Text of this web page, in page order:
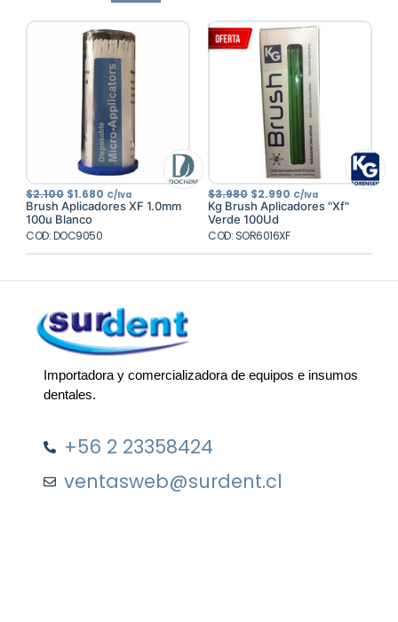
$2.100 El
precio
original
era:
$2.100.
$1.680 El
precio
actual
C/Iva
Brush Aplicadores XF 1.0mm
100u Blanco
COD: DOC9050
$3.980 El
precio
original
era:
$3.980.
$2.990 El
precio
actual
$2.990.
C/Iva
Kg Brush Aplicadores "Xf"
Verde 100Ud
COD: SOR6016XF
Importadora y comercializadora de equipos e insumos
dentales.
+56 2 23358424
ventasweb@surdent.cl